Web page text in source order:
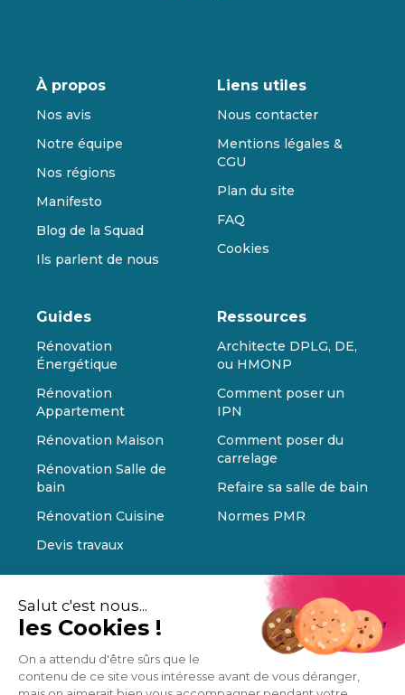
Salut c'est nous...
les Cookies !
On a attendu d'être sûrs que le
contenu de ce site vous intéresse avant de vous déranger,
À propos
Nos avis
Notre équipe
Nos régions
Manifesto
Blog de la Squad
Ils parlent de nous
Liens utiles
Nous contacter
Mentions légales &
CGU
Plan du site
FAQ
Cookies
Guides
Rénovation
Énergétique
Rénovation
Appartement
Rénovation Maison
Rénovation Salle de
bain
Rénovation Cuisine
Devis travaux
Ressources
Architecte DPLG, DE,
ou HMONP
Comment poser un
IPN
Comment poser du
carrelage
Refaire sa salle de bain
Normes PMR